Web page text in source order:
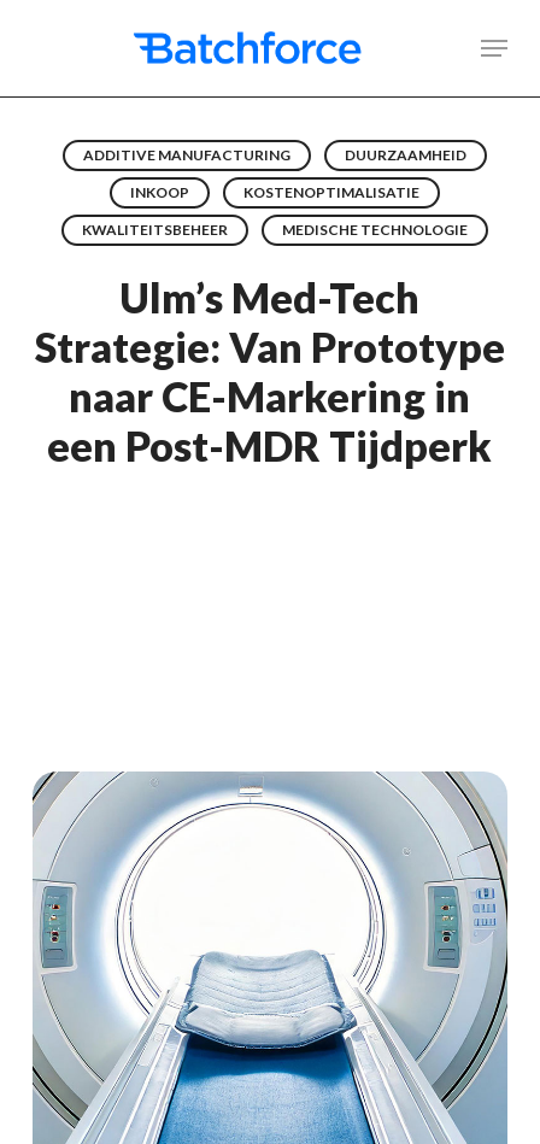
main
content
Menu
ADDITIVE MANUFACTURING DUURZAAMHEID
INKOOP KOSTENOPTIMALISATIE
KWALITEITSBEHEER MEDISCHE TECHNOLOGIE
Ulm’s Med-Tech
Strategie: Van Prototype
naar CE-Markering in
een Post-MDR Tijdperk